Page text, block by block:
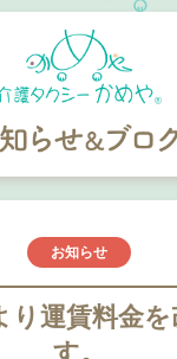
お知らせ
り運賃料金
す。